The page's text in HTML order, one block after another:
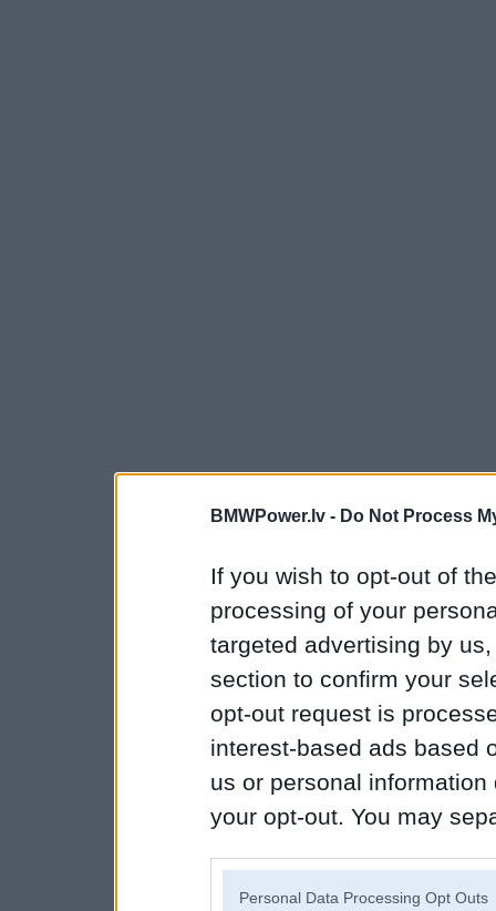
BMWPower.lv - Do Not Process
If you wish to opt-out of
processing of your
targeted advertising by
section to confirm your
opt-out request is
interest-based ads based
us or personal
your opt-out. You may
Personal Data Processing Opt Outs